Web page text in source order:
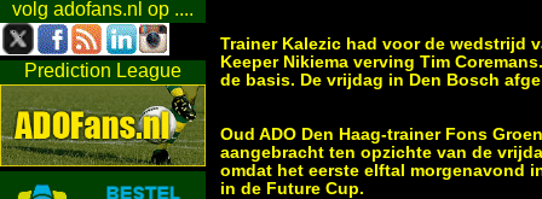
volg adofans.nl op ....
Prediction League
Trainer Kalezic had voor de wedstrijd
Keeper Nikiema verving Tim
de basis. De vrijdag in Den Bosch
Oud ADO Den Haag-trainer Fons
aangebracht ten opzichte van de
omdat het eerste elftal morgenavond
in de Future Cup.